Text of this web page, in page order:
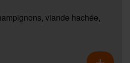
viande hachée,